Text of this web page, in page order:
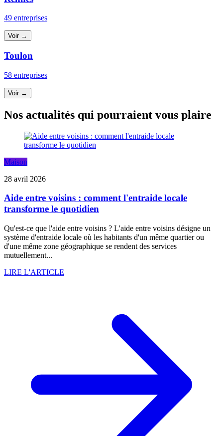
49 entreprises
Voir →
Toulon
58 entreprises
Voir →
Nos actualités qui pourraient vous plaire
Maison
28 avril 2026
Aide entre voisins : comment l'entraide locale
transforme le quotidien
Qu'est-ce que l'aide entre voisins ? L'aide entre voisins désigne un
système d'entraide locale où les habitants d'un même quartier ou
d'une même zone géographique se rendent des services
mutuellement...
LIRE L'ARTICLE